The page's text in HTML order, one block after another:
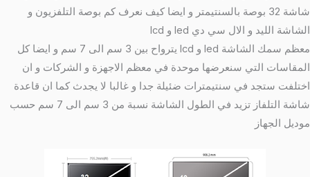
شاشة 32 بوصة بالسنتيمتر و ايضا كيف نعرف كم بوصة التلفزيون و
الشاشة الليد و الال سي دي led و lcd
معظم سمك الشاشة led و lcd يترواح بين 3 سم الى 7 سم و ايضا كل
المقاسات التي سنعرضها موحدة في معظم الاجهزة و الشركات و ان
اختلفت ستجد في سنتيمترات ضئيلة جدا و غالبا لا يجدث كما ان قاعدة
شاشة التلفاز تزيد في الطول الشاشة نسبة من 3 سم الى 7 سم حسب
موديل الجهاز